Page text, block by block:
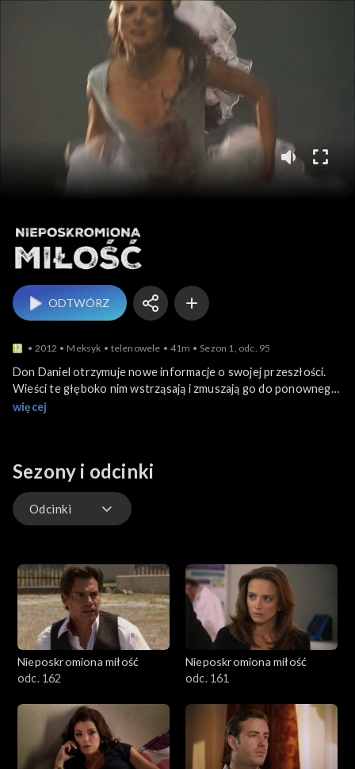
Nieposkromiona miłość
ODTWÓRZ
2012 Meksyk telenowele 41m Sezon 1, odc. 95
Don Daniel otrzymuje nowe informacje o swojej przeszłości.
Wieści te głęboko nim wstrząsają i zmuszają go do ponownego
uporządkowania życiowych priorytetów. Jednocześnie zaczyna
więcej
Sezony i odcinki
Odcinki
Nieposkromiona miłość
odc. 162
Nieposkromiona miłość
odc. 161